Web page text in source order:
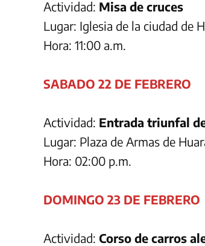
Actividad: Misa de cruces
Lugar: Iglesia de la ciudad de
Hora: 11:00 a.m.
SABADO 22 DE FEBRERO
Actividad: Entrada triunfal
Lugar: Plaza de Armas de
Hora: 02:00 p.m.
DOMINGO 23 DE FEBRERO
Actividad: Corso de carros